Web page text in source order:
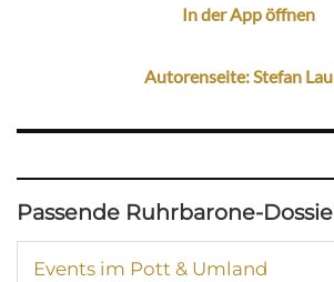
In der App öffnen
Autorenseite: Stefan
Passende Ruhrbarone-
Events im Pott & Umland